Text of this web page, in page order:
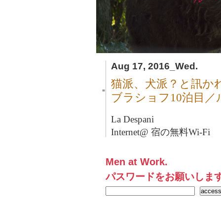
Aug 17, 2016_Wed.
■
猫派、犬派？と訊か
ブラショフ10泊目／
La Despani
Internet@ 宿の無料Wi-Fi
Men at Work.
パスワードをお願いしま